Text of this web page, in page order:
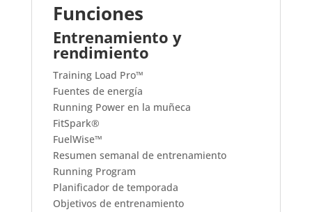
Funciones
Entrenamiento y
rendimiento
Training Load Pro™
Fuentes de energía
Running Power en la muñeca
FitSpark®
FuelWise™
Resumen semanal de entrenamiento
Running Program
Planificador de temporada
Objetivos de entrenamiento